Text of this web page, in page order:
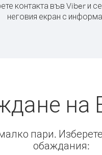
контакта във Viber и
неговия екран с
на
пари.
обаждания: